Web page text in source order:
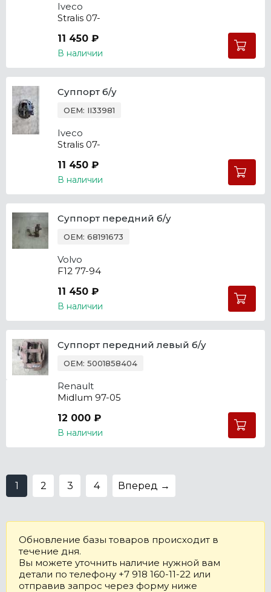
Iveco
Stralis 07-
11 450 ₽
В наличии
Суппорт б/у
OEM: II33981
Iveco
Stralis 07-
11 450 ₽
В наличии
Суппорт передний б/у
OEM: 68191673
Volvo
F12 77-94
11 450 ₽
В наличии
Суппорт передний левый б/у
OEM: 5001858404
Renault
Midlum 97-05
12 000 ₽
В наличии
1 2 3 4 Вперед →
Обновление базы товаров происходит в
течение дня.
Вы можете уточнить наличие нужной вам
детали по телефону +7 918 160-11-22 или
отправив запрос через форму ниже